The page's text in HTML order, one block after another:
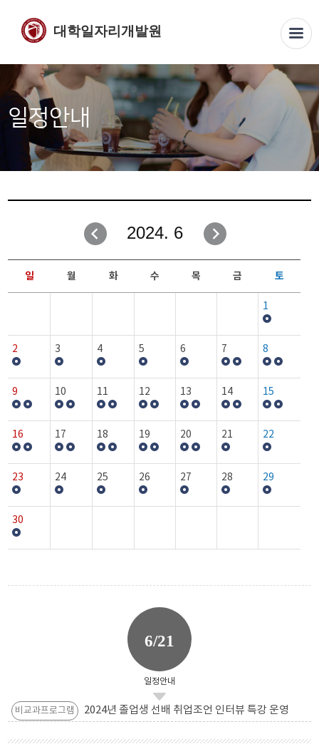
대학일자리개발원
일정안내
2024. 6
일 월 화 수 목 금 토
1
2 3 4 5 6 7 8
9 10 11 12 13 14 15
16 17 18 19 20 21 22
23 24 25 26 27 28 29
30
6/21
일정안내
비교과프로그램 2024년 졸업생 선배 취업조언 인터뷰 특강 운영